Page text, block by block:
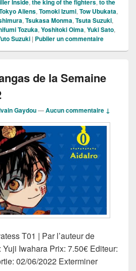
Inside, the king of the fighters, to the
Aliens, Tomoki Izumi, Tow Ubukata,
, Tsukasa Monma, Tsuta Suzuki,
Tozuka, Yoshitoki Oima, Yuki Sato,
Suzuki | Publier un commentaire
de la Semaine
Gaydou—Aucun commentaire ↓
T01 | Par l’auteur de
Iwahara Prix: 7.50€ Editeur:
02/06/2022 Exterminer